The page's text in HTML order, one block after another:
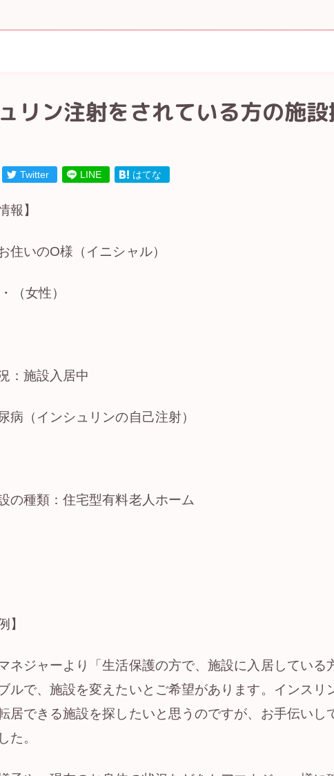
リン注射をされている方の施設
Twitter LINE はてな
報】
住いのO様（イニシャル）
（女性）
：施設入居中
病（インシュリンの自己注射）
の種類：住宅型有料老人ホーム
】
ネジャーより「生活保護の方で、施設に入居している
ルで、施設を変えたいとご希望があります。インスリ
居できる施設を探したいと思うのですが、お手伝いし
た。